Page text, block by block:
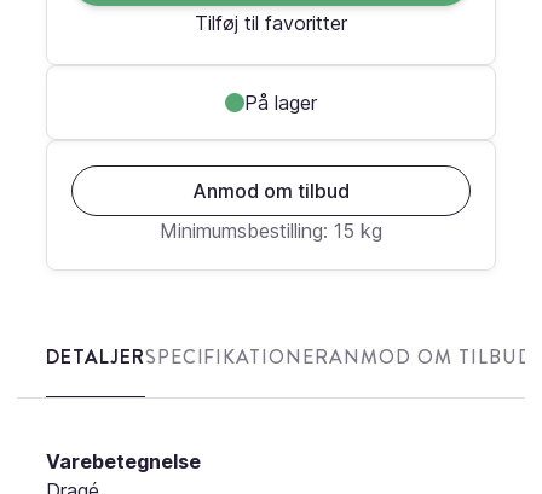
DETALJERSPECIFIKATIONERANMOD OM TILBUD
Varebetegnelse
Tilføj til favoritter
På lager
Anmod om tilbud
Minimumsbestilling: 15 kg